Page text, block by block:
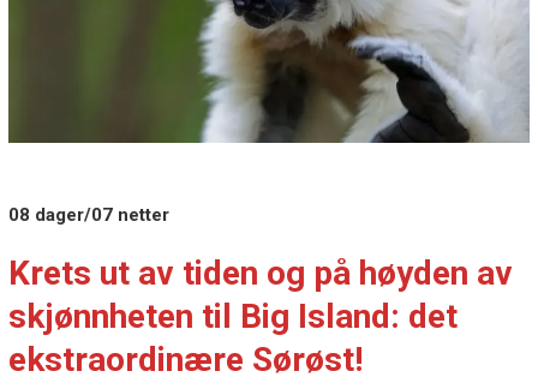
08 dager/07 netter
Krets ut av tiden og på høyden av
skjønnheten til Big Island: det
ekstraordinære Sørøst!